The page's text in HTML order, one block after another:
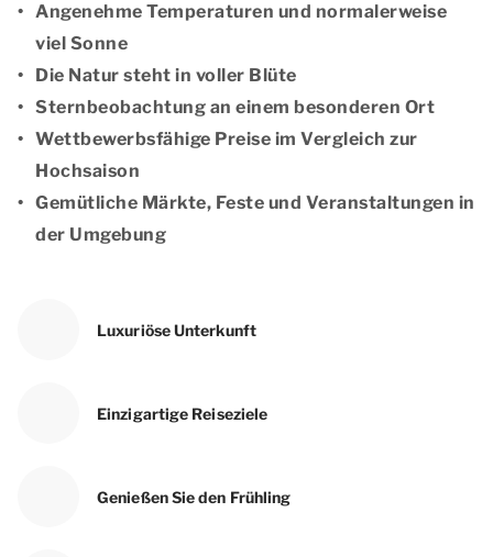
Angenehme Temperaturen und normalerweise
viel Sonne
Die Natur steht in voller Blüte
Sternbeobachtung an einem besonderen Ort
Wettbewerbsfähige Preise im Vergleich zur
Hochsaison
Gemütliche Märkte, Feste und Veranstaltungen in
der Umgebung
Luxuriöse Unterkunft
Einzigartige Reiseziele
Genießen Sie den Frühling